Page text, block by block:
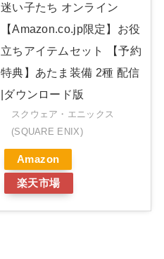
迷い子たち オンライン
【Amazon.co.jp限定】お役
立ちアイテムセット 【予約
特典】あたま装備 2種 配信
|ダウンロード版
スクウェア・エニックス
(SQUARE ENIX)
Amazon
楽天市場